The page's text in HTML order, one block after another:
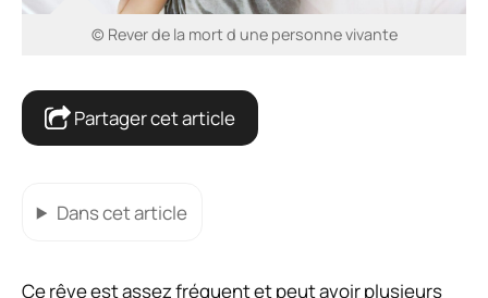
© Rever de la mort d une personne vivante
Partager cet article
Dans cet article
Ce rêve est assez fréquent et peut avoir plusieurs